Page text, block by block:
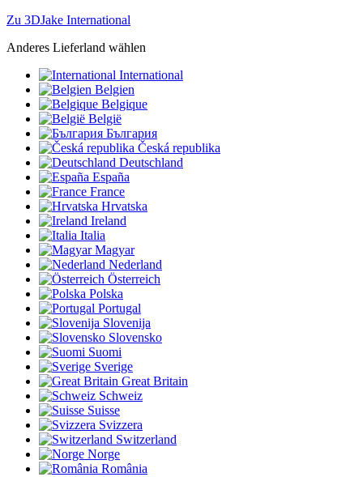
Zu 3DJake International
Anderes Lieferland wählen
International
Belgien
Belgique
België
България
Česká republika
Deutschland
España
France
Hrvatska
Ireland
Italia
Magyar
Nederland
Österreich
Polska
Portugal
Slovenija
Slovensko
Suomi
Sverige
Great Britain
Schweiz
Suisse
Svizzera
Switzerland
Norge
România